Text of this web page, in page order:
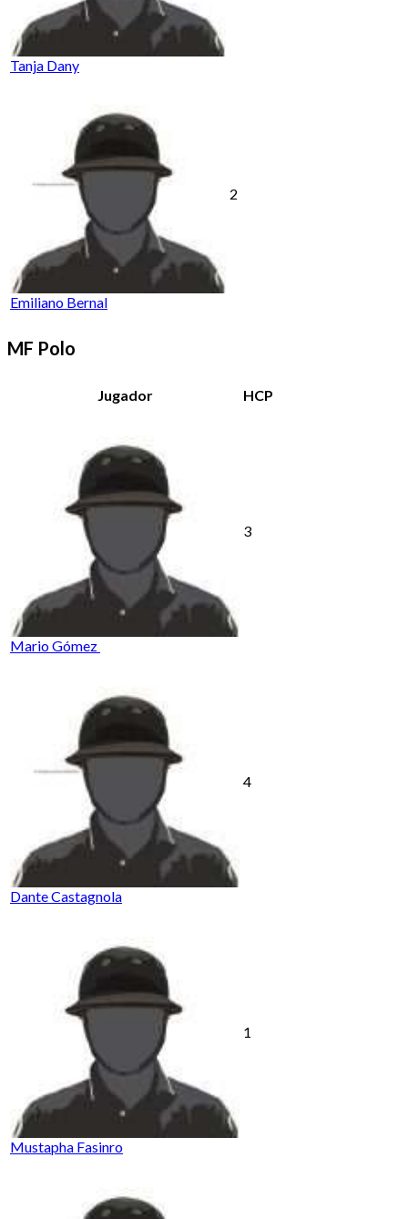
Tanja Dany
Emiliano Bernal
2
MF Polo
Jugador HCP
Mario Gómez
3
Dante Castagnola
4
Mustapha Fasinro
1